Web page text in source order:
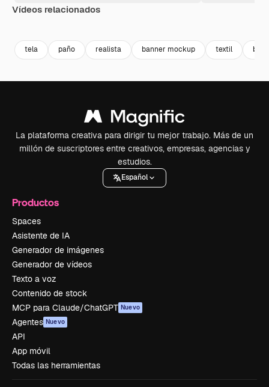
Vídeos relacionados
tela paño realista banner mockup textil
La plataforma creativa para dirigir tu mejor trabajo. Más de un
millón de suscriptores entre creativos, empresas, agencias y
estudios.
Español
Productos
Spaces
Asistente de IA
Generador de imágenes
Generador de vídeos
Texto a voz
Contenido de stock
MCP para Claude/ChatGPT Nuevo
Agentes Nuevo
API
App móvil
Todas las herramientas